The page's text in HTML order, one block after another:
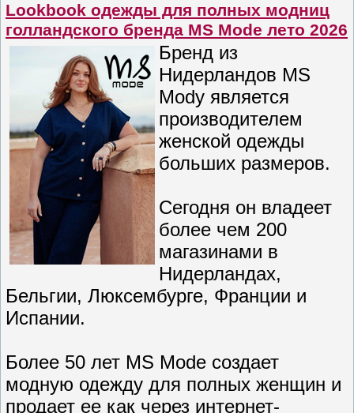
Lookbook одежды для полных модниц
голландского бренда MS Mode лето 2026
Бренд из
Нидерландов MS
Modу является
производителем
женской одежды
больших размеров.
Сегодня он владеет
более чем 200
магазинами в
Нидерландах,
Бельгии, Люксембурге, Франции и
Испании.
Более 50 лет MS Mode создает
модную одежду для полных женщин и
продает ее как через интернет-